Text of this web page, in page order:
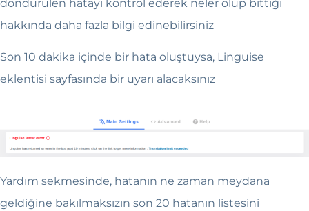
döndürülen hatayı kontrol ederek neler olup bittiği
hakkında daha fazla bilgi edinebilirsiniz
Son 10 dakika içinde bir hata oluştuysa, Linguise
eklentisi sayfasında bir uyarı alacaksınız
Yardım sekmesinde, hatanın ne zaman meydana
geldiğine bakılmaksızın son 20 hatanın listesini